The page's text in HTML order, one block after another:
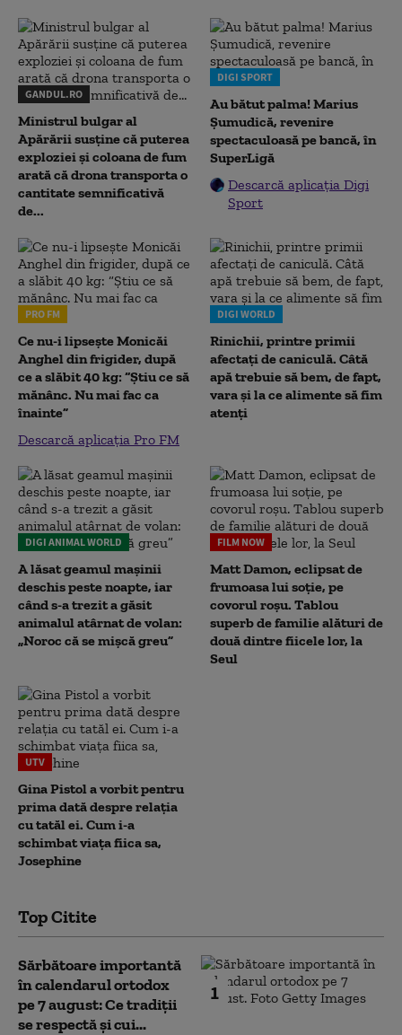
GANDUL.RO
Ministrul bulgar al
Apărării susține că puterea
exploziei și coloana de fum
arată că drona transporta o
cantitate semnificativă
de...
DIGI SPORT
Au bătut palma! Marius
Șumudică, revenire
spectaculoasă pe bancă, în
SuperLigă
Descarcă aplicația Digi
Sport
PRO FM
Ce nu-i lipsește Monicăi
Anghel din frigider, după
ce a slăbit 40 kg: “Știu ce să
mănânc. Nu mai fac ca
înainte”
Descarcă aplicația Pro FM
DIGI WORLD
Rinichii, printre primii
afectați de caniculă. Câtă
apă trebuie să bem, de fapt,
vara și la ce alimente să fim
atenți
DIGI ANIMAL WORLD
A lăsat geamul mașinii
deschis peste noapte, iar
când s-a trezit a găsit
animalul atârnat de volan:
„Noroc că se mișcă greu”
FILM NOW
Matt Damon, eclipsat de
frumoasa lui soție, pe
covorul roșu. Tablou
superb de familie alături de
două dintre fiicele lor, la
Seul
UTV
Gina Pistol a vorbit pentru
prima dată despre relația
cu tatăl ei. Cum i-a
schimbat viața fiica sa,
Josephine
Top Citite
1
Sărbătoare importantă
în calendarul ortodox
pe 7 august: Ce tradiții
se respectă și cui...